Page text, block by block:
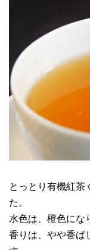
とっとり有機紅茶
た。
水色は、橙色にな
香りは、やや香ば